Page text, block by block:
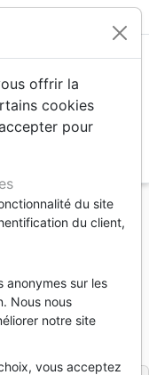
tous
Bible France
offrir la
cookies
pour
du site
du client,
anonymes sur les
Nous nous
notre site
vous acceptez